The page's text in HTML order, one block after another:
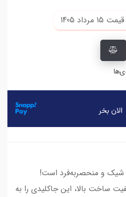
قیمت 15 مرداد 1405
شیک و منحصربه‌فرد است!
ساخت بالا، این جاکلیدی را به